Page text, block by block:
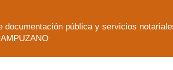
pública y servicios